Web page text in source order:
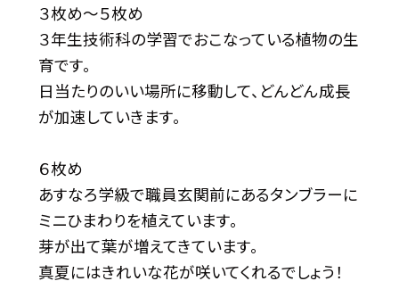
３枚め～５枚め
３年生技術科の学習でおこなっている植物の生
育です。
日当たりのいい場所に移動して、どんどん成長
が加速していきます。
６枚め
あすなろ学級で職員玄関前にあるタンブラーに
ミニひまわりを植えています。
芽が出て葉が増えてきています。
真夏にはきれいな花が咲いてくれるでしょう！